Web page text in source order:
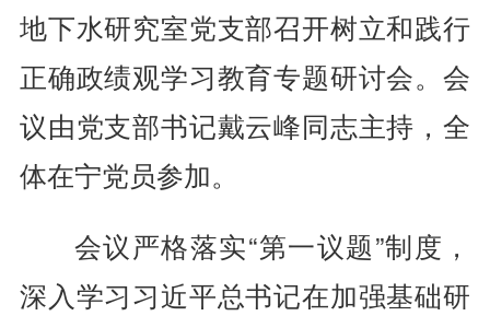
地下水研究室党支部召开树立和践行
正确政绩观学习教育专题研讨会。会
议由党支部书记戴云峰同志主持，全
体在宁党员参加。
会议严格落实“第一议题”制度，
深入学习习近平总书记在加强基础研